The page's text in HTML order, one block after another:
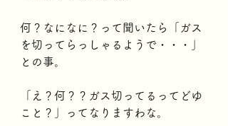
何？なになに？って聞いたら「ガス
を切ってらっしゃるようで・・・」
との事。
「え？何？？ガス切ってるってどゆ
こと？」ってなりますわな。